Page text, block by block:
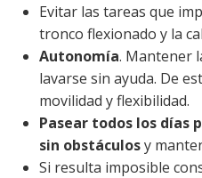
Evitar las tareas que
tronco flexionado y la
Autonomía. Mantener
lavarse sin ayuda. De
movilidad y flexibilidad.
Pasear todos los días
sin obstáculosy
Si resulta imposible